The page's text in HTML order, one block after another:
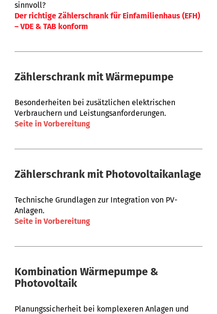
sinnvoll?
Der richtige Zählerschrank für Einfamilienhaus (EFH)
– VDE & TAB konform
Zählerschrank mit Wärmepumpe
Besonderheiten bei zusätzlichen elektrischen
Verbrauchern und Leistungsanforderungen.
Seite in Vorbereitung
Zählerschrank mit Photovoltaikanlage
Technische Grundlagen zur Integration von PV-
Anlagen.
Seite in Vorbereitung
Kombination Wärmepumpe &
Photovoltaik
Planungssicherheit bei komplexeren Anlagen und